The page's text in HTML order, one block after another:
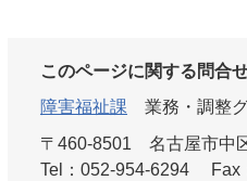
このページに関する問合
障害福祉課
業務・調整
〒460-8501
名古屋市中
Tel：052-954-6294
Fax